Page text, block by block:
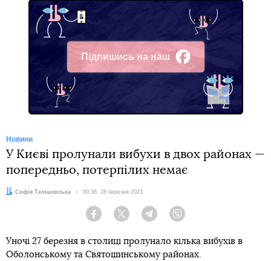
Підпишись на наш
Facebook
Новини
У Києві пролунали вибухи в двох районах —
попередньо, потерпілих немає
Автор:
Софія Телішевська Дата:
00:36, 28 березня 2023
Facebook Twitter Telegram
Уночі 27 березня в столиці пролунало кілька вибухів в
Оболонському та Святошинському районах.